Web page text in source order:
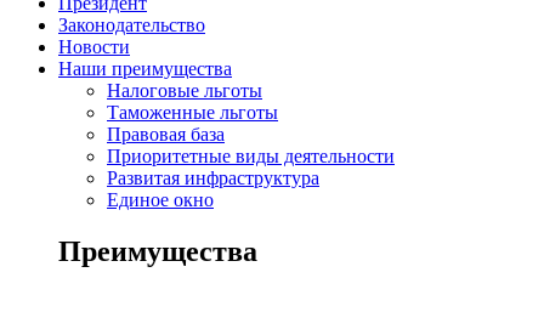
Законодательство
Новости
Наши преимущества
Налоговые льготы
Таможенные льготы
Правовая база
Приоритетные виды деятельности
Развитая инфраструктура
Единое окно
Преимущества